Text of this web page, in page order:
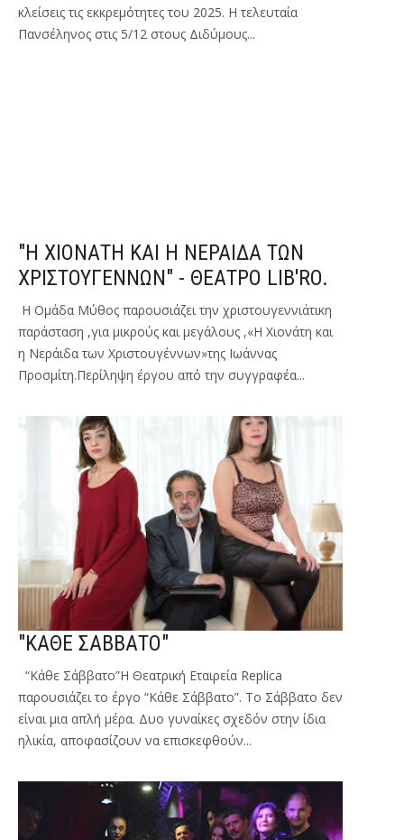
κλείσεις τις εκκρεμότητες του 2025. Η τελευταία
Πανσέληνος στις 5/12 στους Διδύμους...
"Η ΧΙΟΝΑΤΗ ΚΑΙ Η ΝΕΡΑΙΔΑ ΤΩΝ
ΧΡΙΣΤΟΥΓΕΝΝΩΝ" - ΘΕΑΤΡΟ LIB'RO.
Η Ομάδα Μύθος παρουσιάζει την χριστουγεννιάτικη
παράσταση ,για μικρούς και μεγάλους ,«Η Χιονάτη και
η Νεράιδα των Χριστουγέννων»της Ιωάννας
Προσμίτη.Περίληψη έργου από την συγγραφέα...
"ΚΑΘΕ ΣΑΒΒΑΤΟ"
“Κάθε Σάββατο”Η Θεατρική Εταιρεία Replica
παρουσιάζει το έργο “Κάθε Σάββατο”. To Σάββατο δεν
είναι μια απλή μέρα. Δυο γυναίκες σχεδόν στην ίδια
ηλικία, αποφασίζουν να επισκεφθούν...